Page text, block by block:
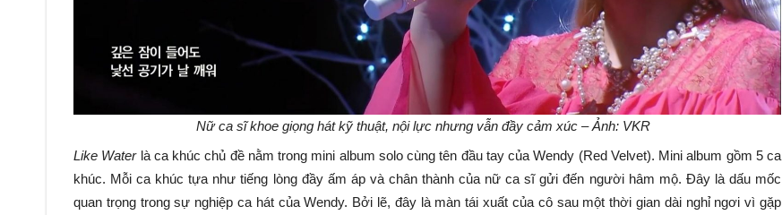
Nữ ca sĩ khoe giọng hát kỹ thuật, nội lực nhưng vẫn đầy cảm xúc – Ảnh: VKR
Like Waterlà ca khúc chủ đề nằm trong mini album solo cùng tên đầu tay của Wendy (Red Velvet). Mini album gồm 5 ca
khúc. Mỗi ca khúc tựa như tiếng lòng đầy ấm áp và chân thành của nữ ca sĩ gửi đến người hâm mộ. Đây là dấu mốc
quan trọng trong sự nghiệp ca hát của Wendy. Bởi lẽ, đây là màn tái xuất của cô sau một thời gian dài nghỉ ngơi vì gặp